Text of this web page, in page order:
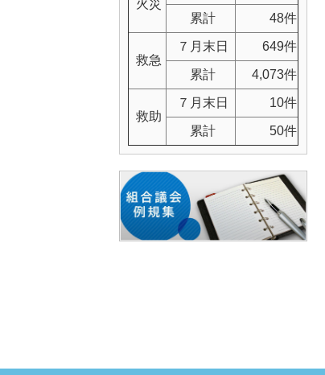
火災
累計 48件
救急
７月末日 649件
累計 4,073件
救助
７月末日 10件
累計 50件